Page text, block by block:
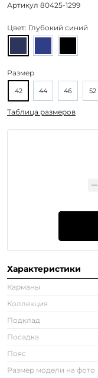
Артикул 80425-1299
Цвет: Глубокий синий
Размер
42 44 46 52
Таблица размеров
Характеристики
Карманы
Коллекция
Подклад
Посадка
Пояс
Размер модели на фото